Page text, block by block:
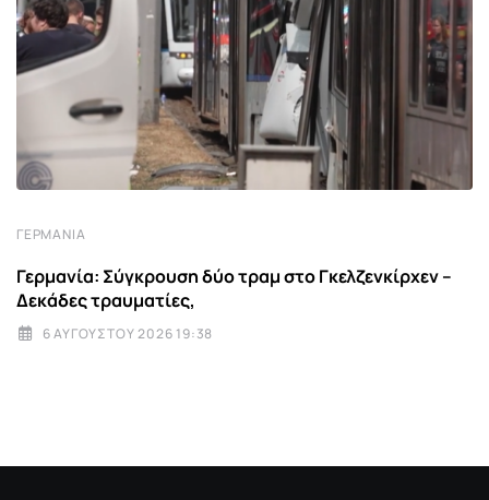
ΓΕΡΜΑΝΊΑ
Γερμανία: Σύγκρουση δύο τραμ στο Γκελζενκίρχεν –
Δεκάδες τραυματίες,
6 ΑΥΓΟΎΣΤΟΥ 2026 19:38